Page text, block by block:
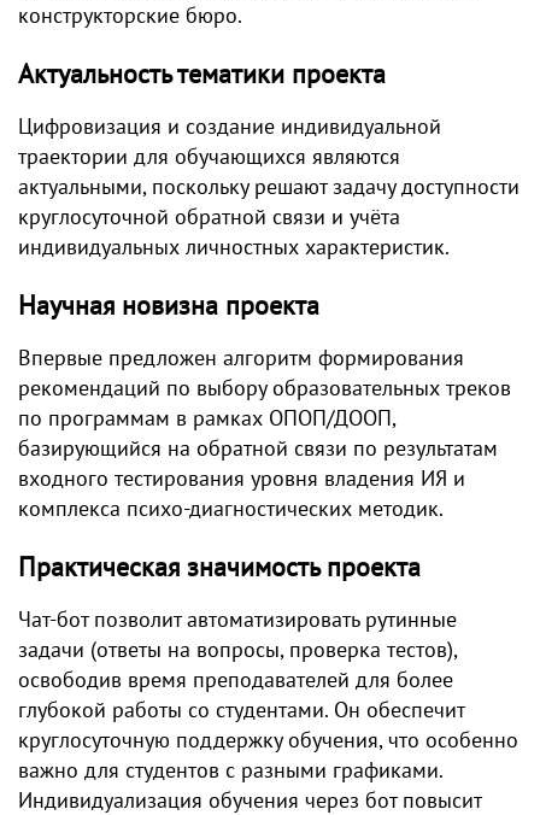
конструкторские бюро.
Актуальность тематики проекта
Цифровизация и создание индивидуальной
траектории для обучающихся являются
актуальными, поскольку решают задачу доступности
круглосуточной обратной связи и учёта
индивидуальных личностных характеристик.
Научная новизна проекта
Впервые предложен алгоритм формирования
рекомендаций по выбору образовательных треков
по программам в рамках ОПОП/ДООП,
базирующийся на обратной связи по результатам
входного тестирования уровня владения ИЯ и
комплекса психо-диагностических методик.
Практическая значимость проекта
Чат-бот позволит автоматизировать рутинные
задачи (ответы на вопросы, проверка тестов),
освободив время преподавателей для более
глубокой работы со студентами. Он обеспечит
круглосуточную поддержку обучения, что особенно
важно для студентов с разными графиками.
Индивидуализация обучения через бот повысит